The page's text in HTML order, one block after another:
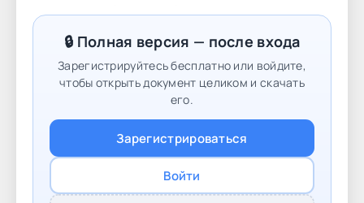
ребенка. Наши электронные учебники
позволяют вам изучать материал с
комфортом, а также следовать за
образовательными тенденциями. Если вы не
нашли нужный учебник, не стесняйтесь
обращаться — наша команда поможет вам
найти и добавить его на сайт. Выбирайте
учебники будущего уже
🔒 Полная версия — после входа
Зарегистрируйтесь бесплатно или войдите,
чтобы открыть документ целиком и скачать
его.
Зарегистрироваться
Войти